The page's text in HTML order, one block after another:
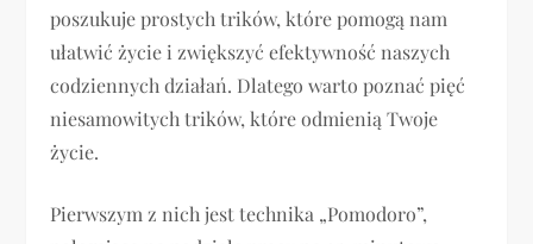
poszukuje prostych trików, które pomogą nam
ułatwić życie i zwiększyć efektywność naszych
codziennych działań. Dlatego warto poznać pięć
niesamowitych trików, które odmienią Twoje
życie.
Pierwszym z nich jest technika „Pomodoro”,